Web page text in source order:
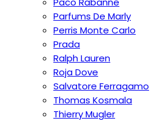
Parfums De Marly
Perris Monte Carlo
Prada
Ralph Lauren
Roja Dove
Salvatore Ferragamo
Thomas Kosmala
Thierry Mugler